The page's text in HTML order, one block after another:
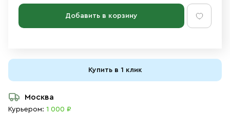
Добавить в корзину
Купить в 1 клик
Москва
Курьером: 1 000 ₽